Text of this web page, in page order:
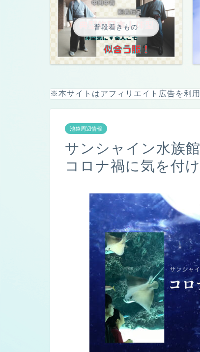
普段着きもの
※本サイトはアフィリエイト広告を利用
池袋周辺情報
サンシャイン水族
コロナ禍に気を付